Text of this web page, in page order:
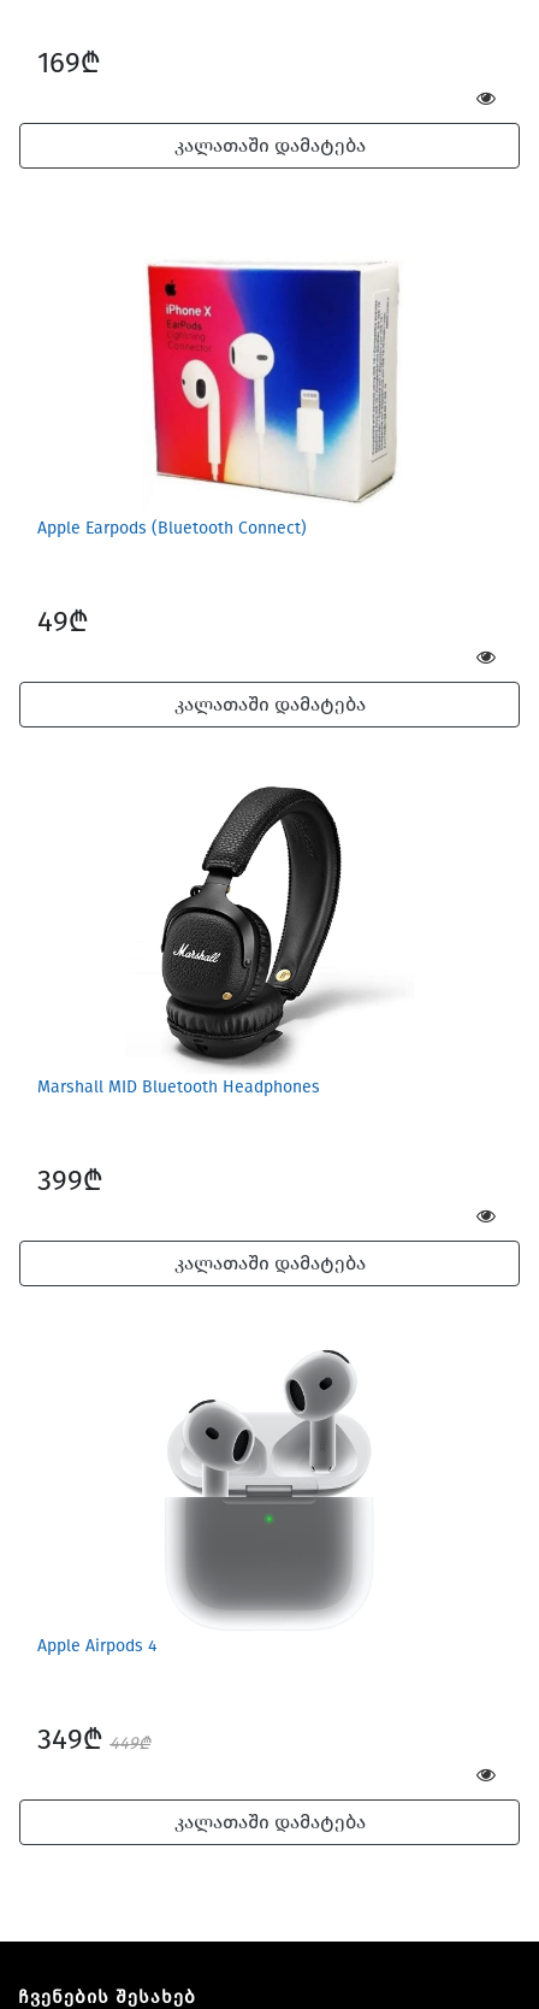
169₾
კალათაში დამატება
Apple Earpods (Bluetooth Connect)
49₾
კალათაში დამატება
Marshall MID Bluetooth Headphones
399₾
კალათაში დამატება
Apple Airpods 4
349₾ 449₾
კალათაში დამატება
ჩვენების შესახებ